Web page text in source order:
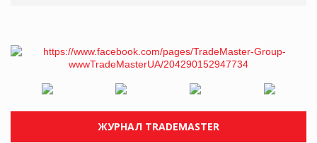
ЖУРНАЛ TRADEMASTER